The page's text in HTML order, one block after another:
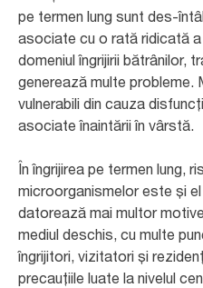
pe termen lung sunt des-
asociate cu o rată ridicată
domeniul îngrijirii bătrânilor,
generează multe probleme.
vulnerabili din cauza
asociate înaintării în vârstă.
În îngrijirea pe termen lung,
microorganismelor este și
datorează mai multor
mediul deschis, cu multe
îngrijitori, vizitatori și
precauțiile luate la nivelul